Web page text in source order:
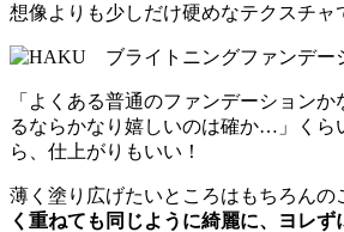
想像よりも少しだけ硬めなテクスチャ
「よくある普通のファンデーション
るならかなり嬉しいのは確か…」くら
ら、仕上がりもいい！
薄く塗り広げたいところはもちろんの
く重ねても同じように綺麗に、ヨレず